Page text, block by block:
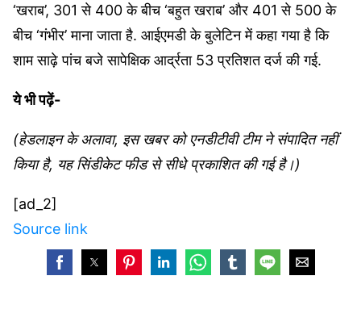
‘खराब’, 301 से 400 के बीच ‘बहुत खराब’ और 401 से 500 के
बीच ‘गंभीर’ माना जाता है. आईएमडी के बुलेटिन में कहा गया है कि
शाम साढ़े पांच बजे सापेक्षिक आर्द्रता 53 प्रतिशत दर्ज की गई.
ये भी पढ़ें-
(हेडलाइन के अलावा, इस खबर को एनडीटीवी टीम ने संपादित नहीं
किया है, यह सिंडीकेट फीड से सीधे प्रकाशित की गई है।)
[ad_2]
Source link